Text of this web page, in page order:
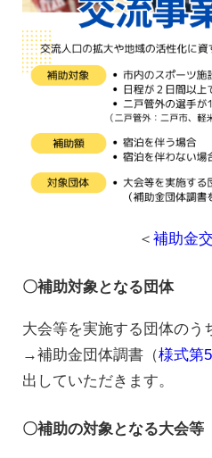
＜ 補助金
〇補助対象となる団体
大会等を実施する団体のう
→補助金団体調書（様式第
出していただきます。
〇補助の対象となる大会等